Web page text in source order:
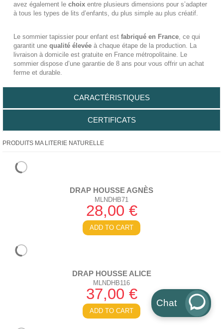
avez également le choixentre plusieurs dimensions pour s’adapter
à tous les types de lits d’enfants, du plus simple au plus créatif.
Le sommier tapissier pour enfant est fabriqué en France, ce qui
garantit une qualité élevéeà chaque étape de la production. La
livraison à domicile est gratuite en France métropolitaine. Le
sommier dispose d’une garantie de 8 ans pour vous offrir un achat
ferme et durable.
CARACTÉRISTIQUES
CERTIFICATS
PRODUITS MA LITERIE NATURELLE
DRAP HOUSSE AGNÈS
MLNDHB71
28,00 €
ADD TO CART
DRAP HOUSSE ALICE
MLNDHB116
37,00 €
ADD TO CART
Chat